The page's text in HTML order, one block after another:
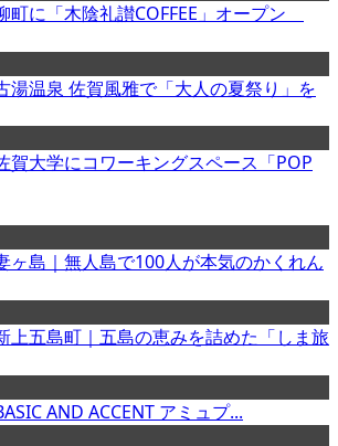
町に「木陰礼讃COFFEE」オープン
湯温泉 佐賀風雅で「大人の夏祭り」を
賀大学にコワーキングスペース「POP
ヶ島｜無人島で100人が本気のかくれん
上五島町｜五島の恵みを詰めた「しま旅
AND ACCENT アミュプ...